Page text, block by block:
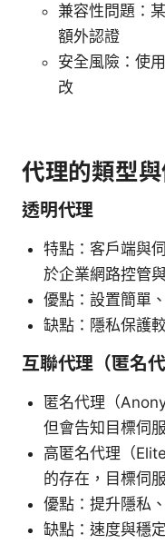
兼容性問題：
額外認證
安全風險：使
改
代理的類型
透明代理
特點：客戶端與
於企業網路控管
優點：設置簡單
缺點：隱私保護
互聯代理（匿名
匿名代理（
但會告知目標伺
高匿名代理（
的存在，目標伺
優點：提升隱私
缺點：速度與穩